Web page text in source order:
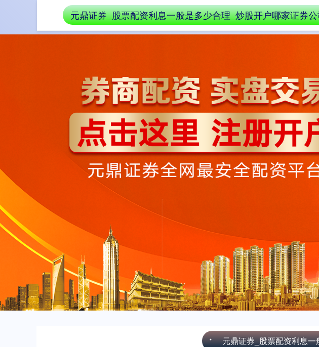
首页 股票配资利息详解 证券公
元鼎证券_股票配资利息
元鼎证券_股票配资利息一般是多少合理_炒股开户哪家证券